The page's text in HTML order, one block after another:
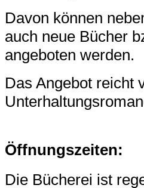
Davon können
auch neue Bücher
angeboten werden.
Das Angebot reicht
Unterhaltungsroman
Öffnungszeiten:
Die Bücherei ist